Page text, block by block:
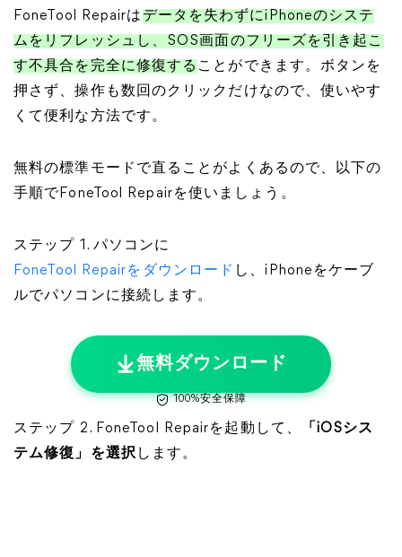
FoneTool Repairは データを失わずにiPhoneのシステ
ムをリフレッシュし、SOS画面のフリーズを引き起こ
す不具合を完全に修復する ことができます。ボタンを
押さず、操作も数回のクリックだけなので、使いやす
くて便利な方法です。
無料の標準モードで直ることがよくあるので、以下の
手順でFoneTool Repairを使いましょう。
ステップ 1. パソコンに
FoneTool Repairをダウンロード し、iPhoneをケーブ
ルでパソコンに接続します。
無料ダウンロード
100%安全保障
ステップ 2. FoneTool Repairを起動して、
「iOSシス
テム修復」を選択 します。